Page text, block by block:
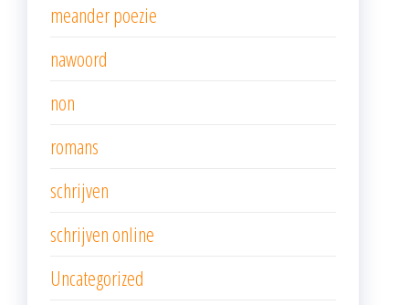
meander poezie
nawoord
non
romans
schrijven
schrijven online
Uncategorized